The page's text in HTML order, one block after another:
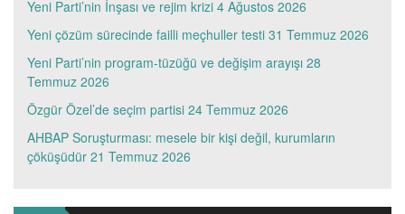
Yeni Parti’nin İnşası ve rejim krizi 4 Ağustos 2026
Yeni çözüm sürecinde failli meçhuller testi 31 Temmuz 2026
Yeni Parti’nin program-tüzüğü ve değişim arayışı 28
Temmuz 2026
Özgür Özel’de seçim partisi 24 Temmuz 2026
AHBAP Soruşturması: mesele bir kişi değil, kurumların
çöküşüdür 21 Temmuz 2026